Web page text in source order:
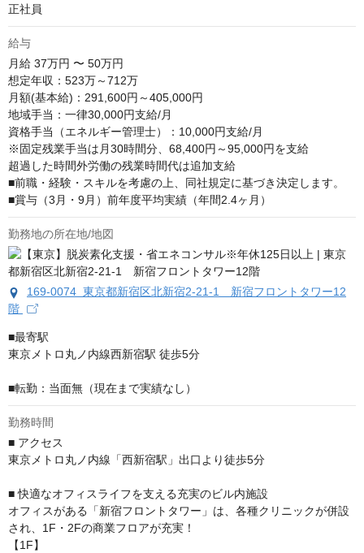
正社員
給与
月給 37万円 〜 50万円
想定年収：523万～712万
月額(基本給)：291,600円～405,000円
地域手当：一律30,000円支給/月
資格手当（エネルギー管理士）：10,000円支給/月
※固定残業手当は月30時間分、68,400円～95,000円を支給
超過した時間外労働の残業時間代は追加支給
■前職・経験・スキルを考慮の上、同社規定に基づき決定します。
■賞与（3月・9月）前年度平均実績（年間2.4ヶ月）
勤務地の所在地/地図
169-0074 東京都新宿区北新宿2-21-1 新宿フロントタワー12
階
■最寄駅
東京メトロ丸ノ内線西新宿駅 徒歩5分
■転勤：当面無（現在まで実績なし）
勤務時間
■ アクセス
東京メトロ丸ノ内線「西新宿駅」出口より徒歩5分
■ 快適なオフィスライフを支える充実のビル内施設
オフィスがある「新宿フロントタワー」は、各種クリニックが併設
され、1F・2Fの商業フロアが充実！
【1F】